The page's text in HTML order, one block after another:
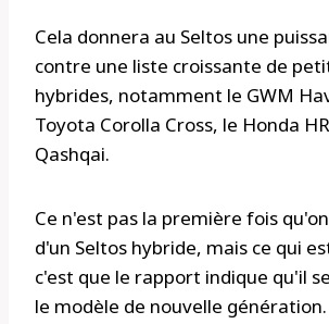
Cela donnera au Seltos une
contre une liste croissante de
hybrides, notamment le GWM
Toyota Corolla Cross, le Honda
Qashqai.
Ce n'est pas la première fois
d'un Seltos hybride, mais ce qui
c'est que le rapport indique qu'il
le modèle de nouvelle génération.